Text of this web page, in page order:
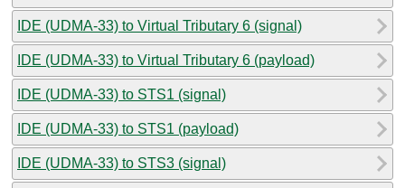
IDE (UDMA-33) to Virtual Tributary 6 (signal)
IDE (UDMA-33) to Virtual Tributary 6 (payload)
IDE (UDMA-33) to STS1 (signal)
IDE (UDMA-33) to STS1 (payload)
IDE (UDMA-33) to STS3 (signal)